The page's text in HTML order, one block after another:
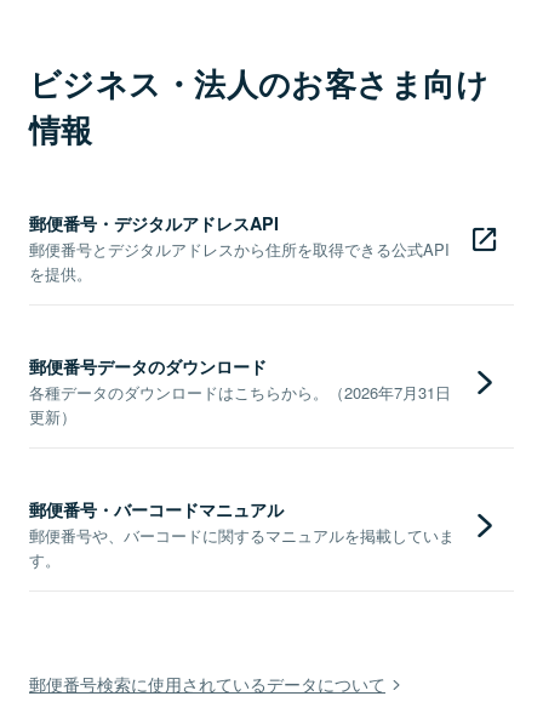
ビジネス・法人のお客さま向け
情報
郵便番号・デジタルアドレスAPI
郵便番号とデジタルアドレスから住所を取得できる公式API
を提供。
郵便番号データのダウンロード
各種データのダウンロードはこちらから。（2026年7月31日
更新）
郵便番号・バーコードマニュアル
郵便番号や、バーコードに関するマニュアルを掲載していま
す。
郵便番号検索に使用されているデータについて